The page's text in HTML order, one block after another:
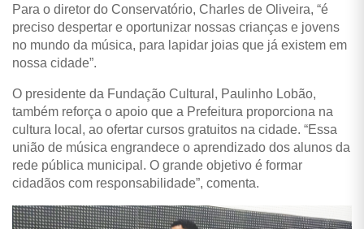
Para o diretor do Conservatório, Charles de Oliveira, “é
preciso despertar e oportunizar nossas crianças e jovens
no mundo da música, para lapidar joias que já existem em
nossa cidade”.
O presidente da Fundação Cultural, Paulinho Lobão,
também reforça o apoio que a Prefeitura proporciona na
cultura local, ao ofertar cursos gratuitos na cidade. “Essa
união de música engrandece o aprendizado dos alunos da
rede pública municipal. O grande objetivo é formar
cidadãos com responsabilidade”, comenta.